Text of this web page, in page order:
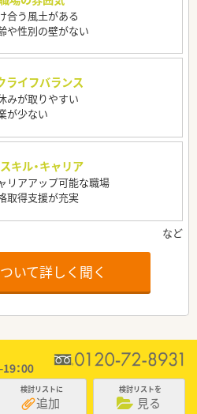
合う風土がある
や性別の壁がない
ライフバランス
みが取りやすい
が少ない
スキル・キャリア
リアアップ可能な職場
取得支援が充実
いて詳しく聞く
検討リストに
追加
検討リストを
見る